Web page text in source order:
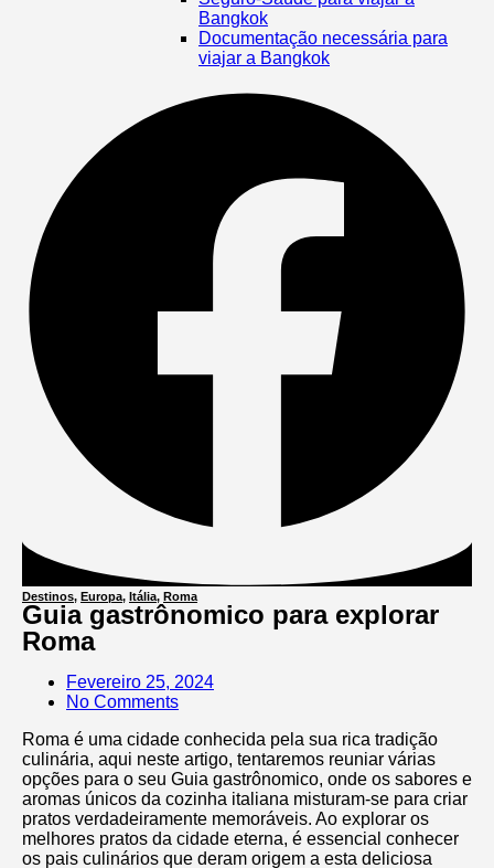
Bangkok
Documentação necessária para
viajar a Bangkok
Destinos, Europa, Itália, Roma
Guia gastrônomico para explorar
Roma
Fevereiro 25, 2024
No Comments
Roma é uma cidade conhecida pela sua rica tradição
culinária, aqui neste artigo, tentaremos reuniar várias
opções para o seu Guia gastrônomico, onde os sabores e
aromas únicos da cozinha italiana misturam-se para criar
pratos verdadeiramente memoráveis. Ao explorar os
melhores pratos da cidade eterna, é essencial conhecer
os pais culinários que deram origem a esta deliciosa